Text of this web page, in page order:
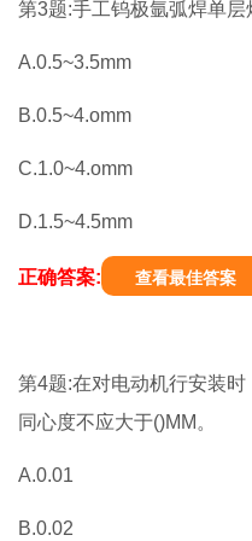
第3题:手工钨极氩弧焊单层
A.0.5~3.5mm
B.0.5~4.omm
C.1.0~4.omm
D.1.5~4.5mm
正确答案: 查看最佳答案
第4题:在对电动机行安装
同心度不应大于()MM。
A.0.01
B.0.02